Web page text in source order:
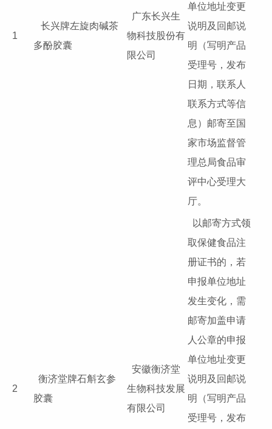
1
长兴牌左旋肉碱茶
多酚胶囊
广东长兴生
物科技股份有
限公司
单位地址变更
说明及回邮说
明（写明产品
受理号，发布
日期，联系人
联系方式等信
息）邮寄至国
家市场监督管
理总局食品审
评中心受理大
厅。
2
衡济堂牌石斛玄参
胶囊
安徽衡济堂
生物科技发展
有限公司
以邮寄方式领
取保健食品注
册证书的，若
申报单位地址
发生变化，需
邮寄加盖申请
人公章的申报
单位地址变更
说明及回邮说
明（写明产品
受理号，发布